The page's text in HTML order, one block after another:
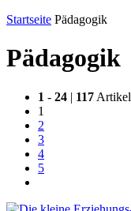
Startseite Pädagogik
Pädagogik
1 - 24 | 117 Artikel
1
2
3
4
5